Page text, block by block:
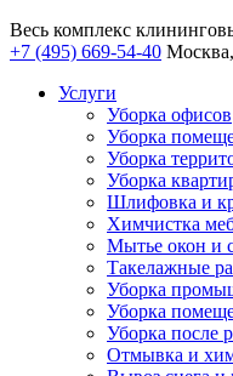
Весь комплекс
+7 (495) 669-54-40
Услуги
Уборка офисов
Уборка
Уборка
Уборка
Шлифовка и
Химчистка
Мытье окон и
Такелажные
Уборка
Уборка
Уборка после
Отмывка и